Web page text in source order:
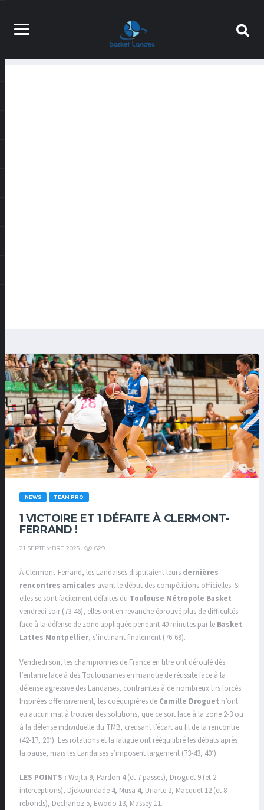
NEWS TEAM PRO
1 VICTOIRE ET 1 DÉFAITE À CLERMONT-
FERRAND !
21 SEPTEMBRE 2025 629
À Clermont-Ferrand, les Landaises disputaient leurs dernières
rencontres amicales avant le début des compétitions officielles. Si
elles se sont facilement défaites du Toulouse Métropole Basket
vendredi soir (73-46), elles ont en revanche éprouvé plus de difficultés
face à la défense de zone appliquée pendant 40 minutes par le Basket
Lattes Montpellier, s’inclinant finalement (76-69).
Vendredi soir, les championnes de France en titre ont déroulé dès
l’entame face à des Toulousaines en manque de réussite face à la
défense agressive des Landaises, contraintes à de nombreux tirs forcés.
Inspirées offensivement, les coéquipières de Camille Droguet n’ont
eu aucun mal à trouver des solutions, que ce soit face à la zone 2-3 ou
à la défense individuelle du TMB, creusant l’écart au fil de la rencontre
(42-17, 20’). Les rotations et la fatigue ont rééquilibré les débats après
la pause, mais les Landaises s’imposent largement (73-43, 40’).
LES POINTS : Wojta 9, Pardon 4 (et 7 passes), Droguet 9 (et 2
interceptions), Djekoundade 4, Musa 4, Uriarte 2, Macquet 12 (et 8
rebonds), Dechanoz 5, Ewodo 13, Massey 11.